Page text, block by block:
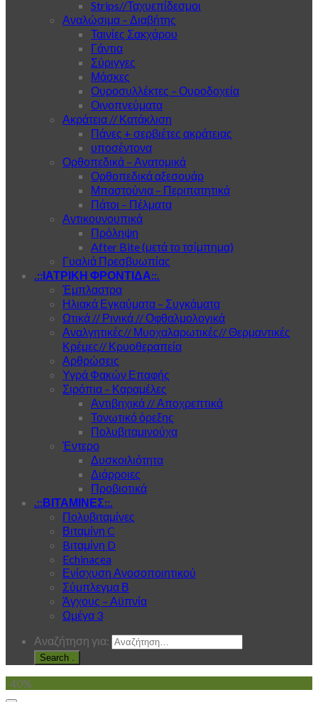
Strips//Ταχυεπίδεσμοι
Αναλώσιμα – Διαβήτης
Ταινίες Σακχάρου
Γάντια
Σύριγγες
Μάσκες
Ουροσυλλέκτες – Ουροδοχεία
Οινοπνεύματα
Ακράτεια // Κατάκλιση
Πάνες + σερβιέτες ακράτειας
υποσέντονα
Ορθοπεδικά – Ανατομικά
Ορθοπεδικά αξεσουάρ
Μπαστούνια – Περιπατητικά
Πάτοι – Πέλματα
Αντικουνουπικά
Πρόληψη
After Bite (μετά το τσίμπημα)
Γυαλιά Πρεσβυωπίας
.::ΙΑΤΡΙΚΗ ΦΡΟΝΤΙΔΑ::.
Έμπλαστρα
Ηλιακά Εγκαύματα – Συγκάματα
Ωτικά // Ρινικά // Οφθαλμολογικά
Αναλγητικές// Μυοχαλαρωτικές// Θερμαντικές
Κρέμες// Κρυοθεραπεία
Αρθρώσεις
Υγρά Φακών Επαφής
Σιρόπια – Καραμέλες
Αντιβηχικά // Αποχρεπτικά
Τονωτικό όρεξης
Πολυβιταμινούχα
Έντερο
Δυσκοιλιότητα
Διάρροιες
Προβιοτικά
.::ΒΙΤΑΜΙΝΕΣ::.
Πολυβιταμίνες
Βιταμίνη C
Bιταμίνη D
Echinacea
Ενίσχυση Ανοσοποιητικού
Σύμπλεγμα Β
Άγχους – Αϋπνία
Ωμέγα 3
Αναζήτηση για:
.
-40%